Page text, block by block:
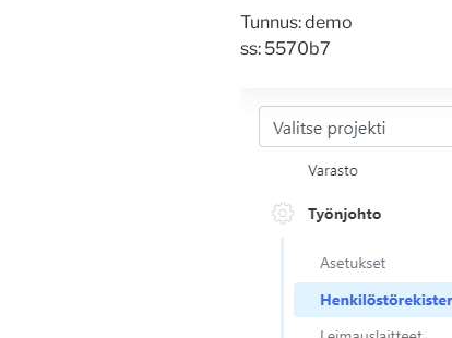
Tunnus: demo
ss: 5570b7